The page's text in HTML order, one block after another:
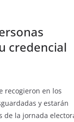
credencial
recogieron en los
y estarán
de la jornada